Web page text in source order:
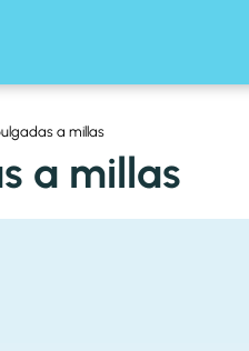
a millas
a millas